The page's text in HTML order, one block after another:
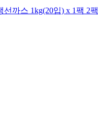
선까스 1kg(20입) x 1팩 2팩